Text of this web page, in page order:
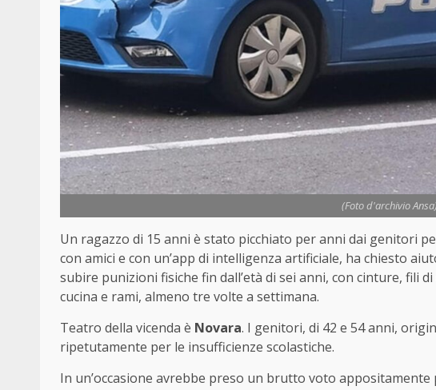
(Foto d'archivio Ansa)
Un ragazzo di 15 anni è stato picchiato per anni dai genitori
con amici e con un’app di intelligenza artificiale, ha chiesto
subire punizioni fisiche fin dall’età di sei anni, con cinture, fili
cucina e rami, almeno tre volte a settimana.
Teatro della vicenda è Novara. I genitori, di 42 e 54 anni,
ripetutamente per le insufficienze scolastiche.
In un’occasione avrebbe preso un brutto voto